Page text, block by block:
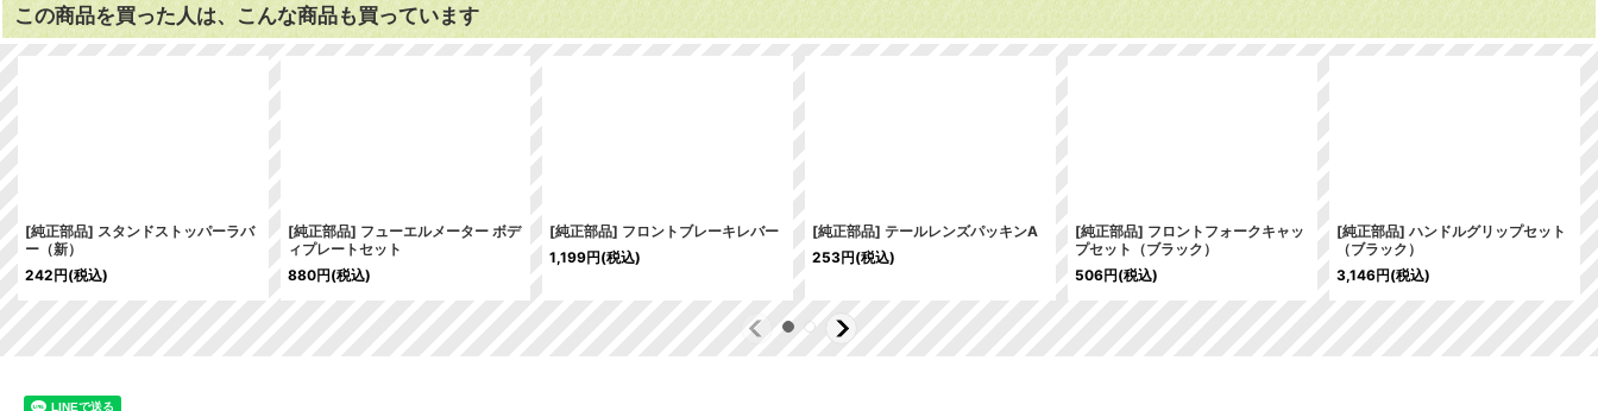
この商品を買った人は、こんな商品も買っています
[純正部品] スタンドストッパーラバ
ー（新）
242円(税込)
[純正部品] フューエルメーター ボデ
ィプレートセット
880円(税込)
[純正部品] フロントブレーキレバー
1,199円(税込)
[純正部品] テールレンズパッキンA
253円(税込)
[純正部品] フロントフォークキャッ
プセット（ブラック）
506円(税込)
[純正部品] ハンドルグリップセット
（ブラック）
3,146円(税込)